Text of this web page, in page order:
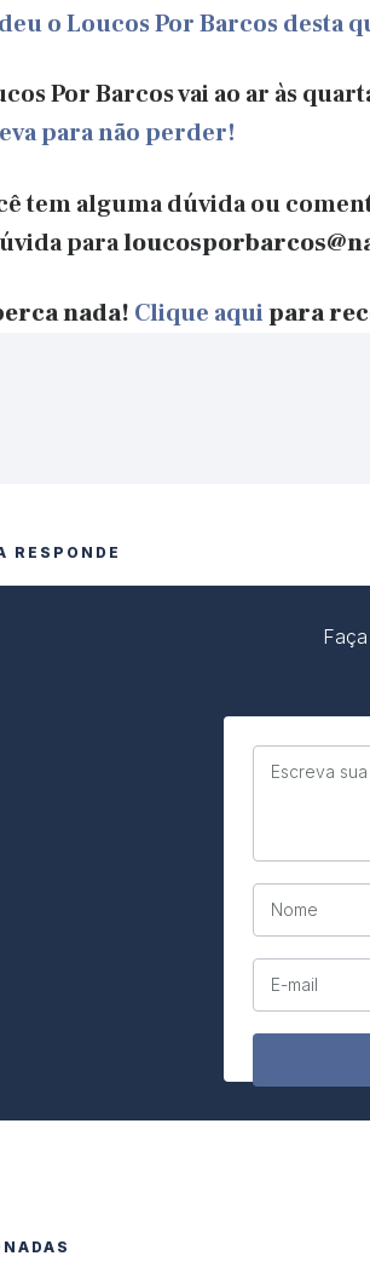
o Loucos Por Barcos desta
Por Barcos vai ao ar às
para não perder!
tem alguma dúvida ou
para
nada! Clique aquipara
RESPONDE
Escreva
Nome
E-mail